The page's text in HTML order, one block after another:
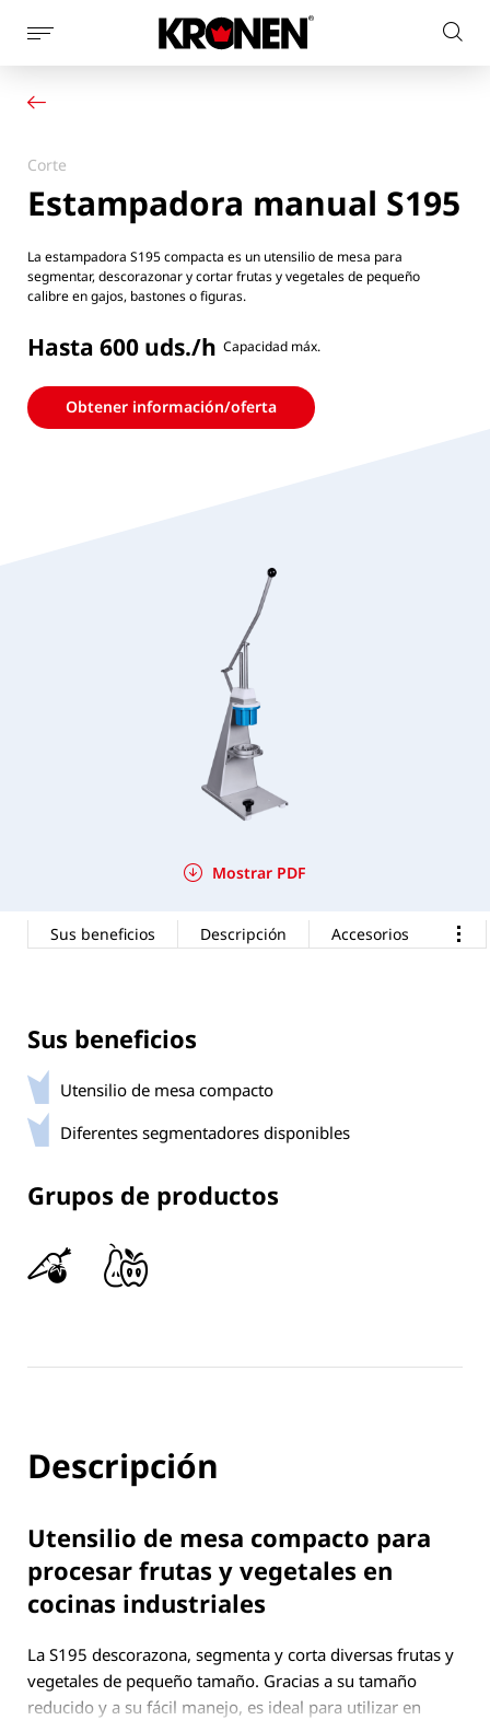
Mostrar
la
navegación
de
página
Nuestras soluciones
Noticias
Empresa
Contacto
Corte
Estampadora manual S195
La estampadora S195 compacta es un utensilio de mesa para
segmentar, descorazonar y cortar frutas y vegetales de pequeño
calibre en gajos, bastones o figuras.
Hasta 600 uds./h Capacidad máx.
Obtener información/oferta
Mostrar PDF
Sus beneficios Descripción Accesorios
Sus beneficios
Utensilio de mesa compacto
Diferentes segmentadores disponibles
Grupos de productos
Descripción
Utensilio de mesa compacto para
procesar frutas y vegetales en
cocinas industriales
La S195 descorazona, segmenta y corta diversas frutas y
vegetales de pequeño tamaño. Gracias a su tamaño
reducido y a su fácil manejo, es ideal para utilizar en